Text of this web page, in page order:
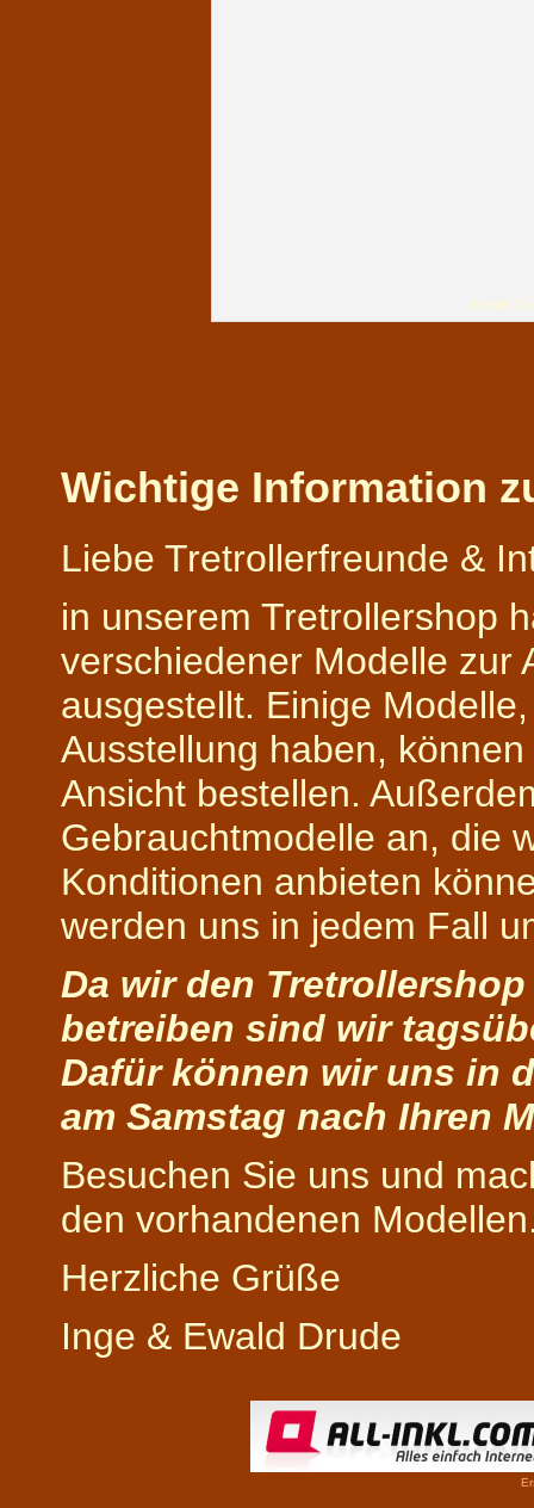
Famile
Wichtige Information
Liebe Tretrollerfreunde &
in unserem Tretrollershop
verschiedener Modelle zur
ausgestellt. Einige
Ausstellung haben,
Ansicht bestellen.
Gebrauchtmodelle an, die
Konditionen anbieten
werden uns in jedem Fall
Da wir den
betreiben sind wir
Dafür können wir uns in
am Samstag nach Ihren
Besuchen Sie uns und
den vorhandenen
Herzliche Grüße
Inge & Ewald Drude